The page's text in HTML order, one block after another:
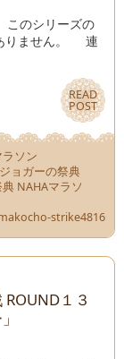
このシリーズの
りません。 連
READ
POST
READ
POST
ソン
ョガーの祭典
NAHAマラソ
strike4816
１３